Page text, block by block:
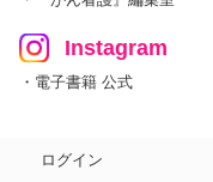
Instagram
・電子書籍 公式
ログイン